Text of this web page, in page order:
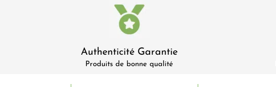
Authenticité Garantie
Produits de bonne qualité